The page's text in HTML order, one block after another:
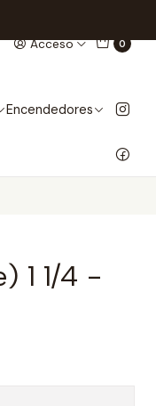
Acceso 0
Encendedores
1 1/4 -